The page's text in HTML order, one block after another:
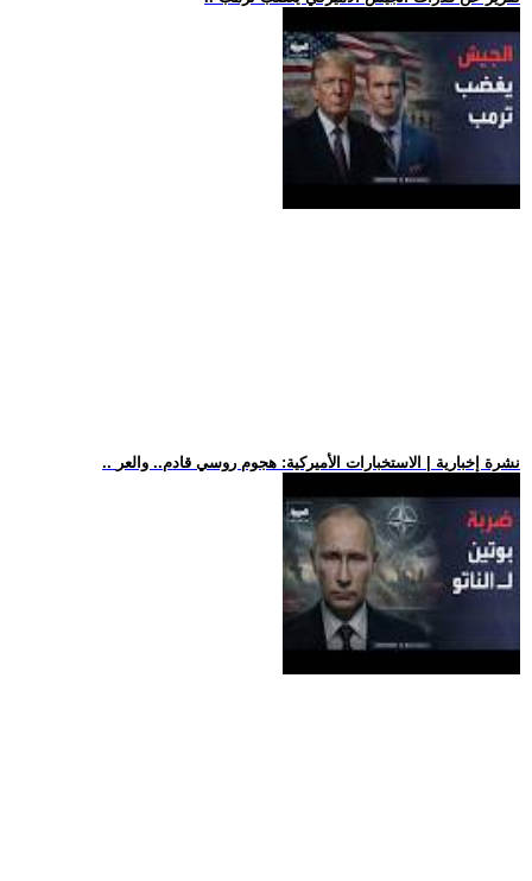
.. نشرة إخبارية | الاستخبارات الأميركية: هجوم روسي قادم.. والعر